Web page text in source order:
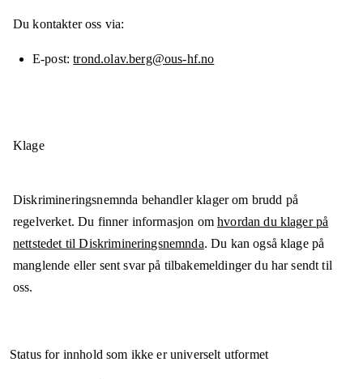
Du kontakter oss via:
E-post trond.olav.berg@ous-hf.no
Klage
Diskrimineringsnemnda behandler klager om brudd på
regelverket. Du finner informasjon omhvordan du klager på
nettstedet til Diskrimineringsnemnda. Du kan også klage på
manglende eller sent svar på tilbakemeldinger du har sendt til
oss.
Status for innhold som ikke er universelt utformet